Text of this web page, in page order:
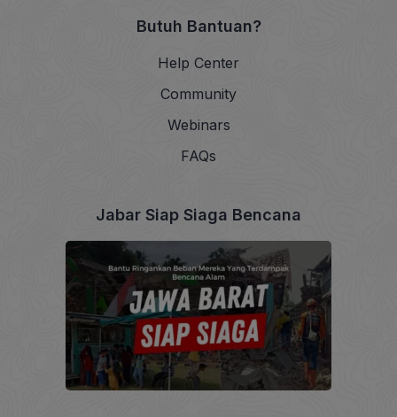
Butuh Bantuan?
Help Center
Community
Webinars
FAQs
Jabar Siap Siaga Bencana